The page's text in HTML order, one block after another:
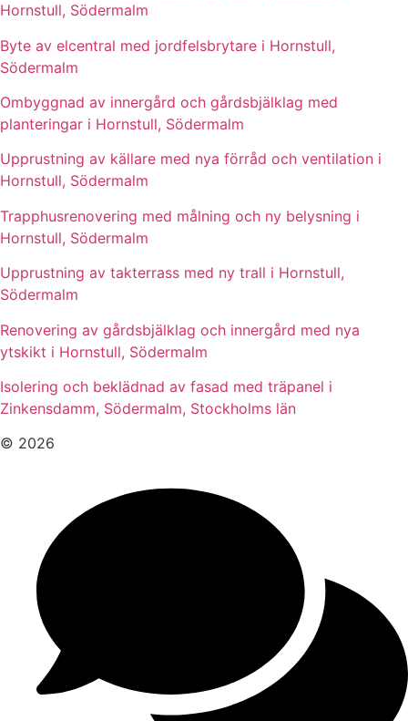
Hornstull, Södermalm
Byte av elcentral med jordfelsbrytare i Hornstull,
Södermalm
Ombyggnad av innergård och gårdsbjälklag med
planteringar i Hornstull, Södermalm
Upprustning av källare med nya förråd och ventilation i
Hornstull, Södermalm
Trapphusrenovering med målning och ny belysning i
Hornstull, Södermalm
Upprustning av takterrass med ny trall i Hornstull,
Södermalm
Renovering av gårdsbjälklag och innergård med nya
ytskikt i Hornstull, Södermalm
Isolering och beklädnad av fasad med träpanel i
Zinkensdamm, Södermalm, Stockholms län
© 2026